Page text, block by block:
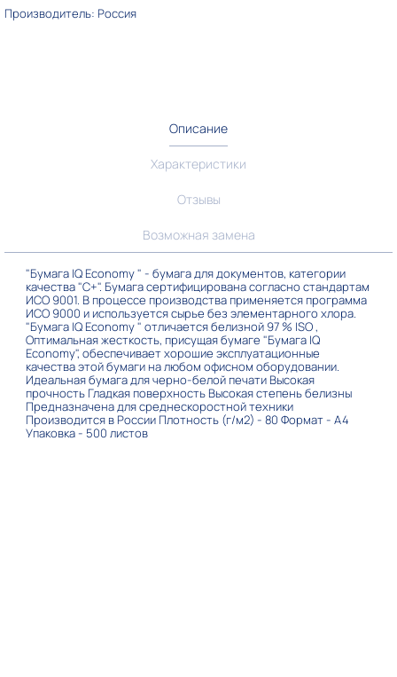
Производитель: Россия
Описание
Характеристики
Отзывы
Возможная замена
"Бумага IQ Economy " - бумага для документов, категории
качества "C+". Бумага сертифицирована согласно стандартам
ИСО 9001. В процессе производства применяется программа
ИСО 9000 и используется сырье без элементарного хлора.
"Бумага IQ Economy " отличается белизной 97 % ISO ,
Оптимальная жесткость, присущая бумаге "Бумага IQ
Economy", обеспечивает хорошие эксплуатационные
качества этой бумаги на любом офисном оборудовании.
Идеальная бумага для черно-белой печати Высокая
прочность Гладкая поверхность Высокая степень белизны
Предназначена для среднескоростной техники
Производится в России Плотность (г/м2) - 80 Формат - А4
Упаковка - 500 листов